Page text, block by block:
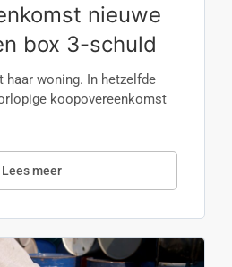
nieuwe
box 3-schuld
haar woning. In hetzelfde
koopovereenkomst
Lees meer